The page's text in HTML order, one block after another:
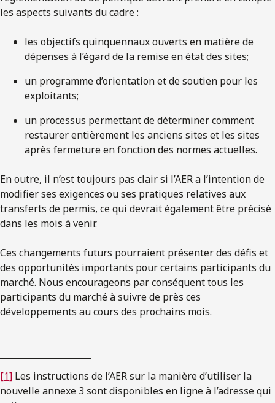
les aspects suivants du cadre :
les objectifs quinquennaux ouverts en matière de
dépenses à l’égard de la remise en état des sites;
un programme d’orientation et de soutien pour les
exploitants;
un processus permettant de déterminer comment
restaurer entièrement les anciens sites et les sites
après fermeture en fonction des normes actuelles.
En outre, il n’est toujours pas clair si l’AER a l’intention de
modifier ses exigences ou ses pratiques relatives aux
transferts de permis, ce qui devrait également être précisé
dans les mois à venir.
Ces changements futurs pourraient présenter des défis et
des opportunités importants pour certains participants du
marché. Nous encourageons par conséquent tous les
participants du marché à suivre de près ces
développements au cours des prochains mois.
[1] Les instructions de l’AER sur la manière d’utiliser la
nouvelle annexe 3 sont disponibles en ligne à l’adresse qui